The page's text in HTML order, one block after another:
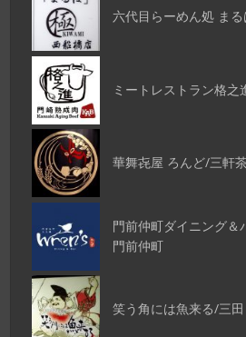
六代目らーめん処 ま
ミートレストラン格之
華舞㐂屋 ろんど/三軒
門前仲町ダイニング＆
門前仲町
笑う角には魚来る/三